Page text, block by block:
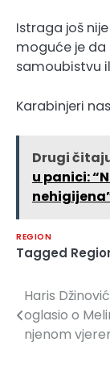
Istraga još
moguće je da
samoubistvu
Karabinjeri
Drugi
u panici:
REGION
Tagged
članaka
Haris
oglasio o
njenom